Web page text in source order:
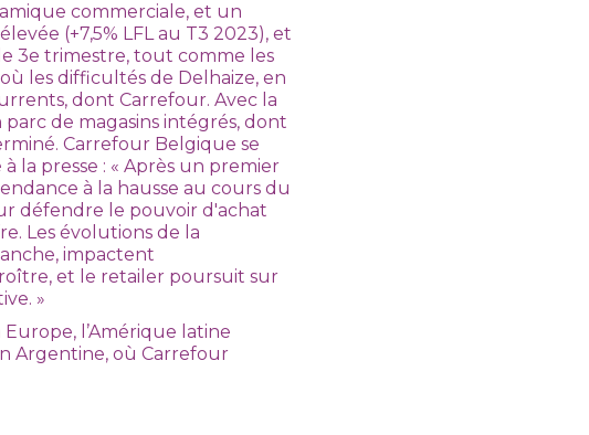
commerciale, et un
(+7,5% LFL au T3 2023), et
3e trimestre, tout comme les
les difficultés de Delhaize, en
dont Carrefour. Avec la
de magasins intégrés, dont
Carrefour Belgique se
la presse : « Après un premier
à la hausse au cours du
défendre le pouvoir d'achat
Les évolutions de la
impactent
et le retailer poursuit sur
»
l’Amérique latine
Argentine, où Carrefour